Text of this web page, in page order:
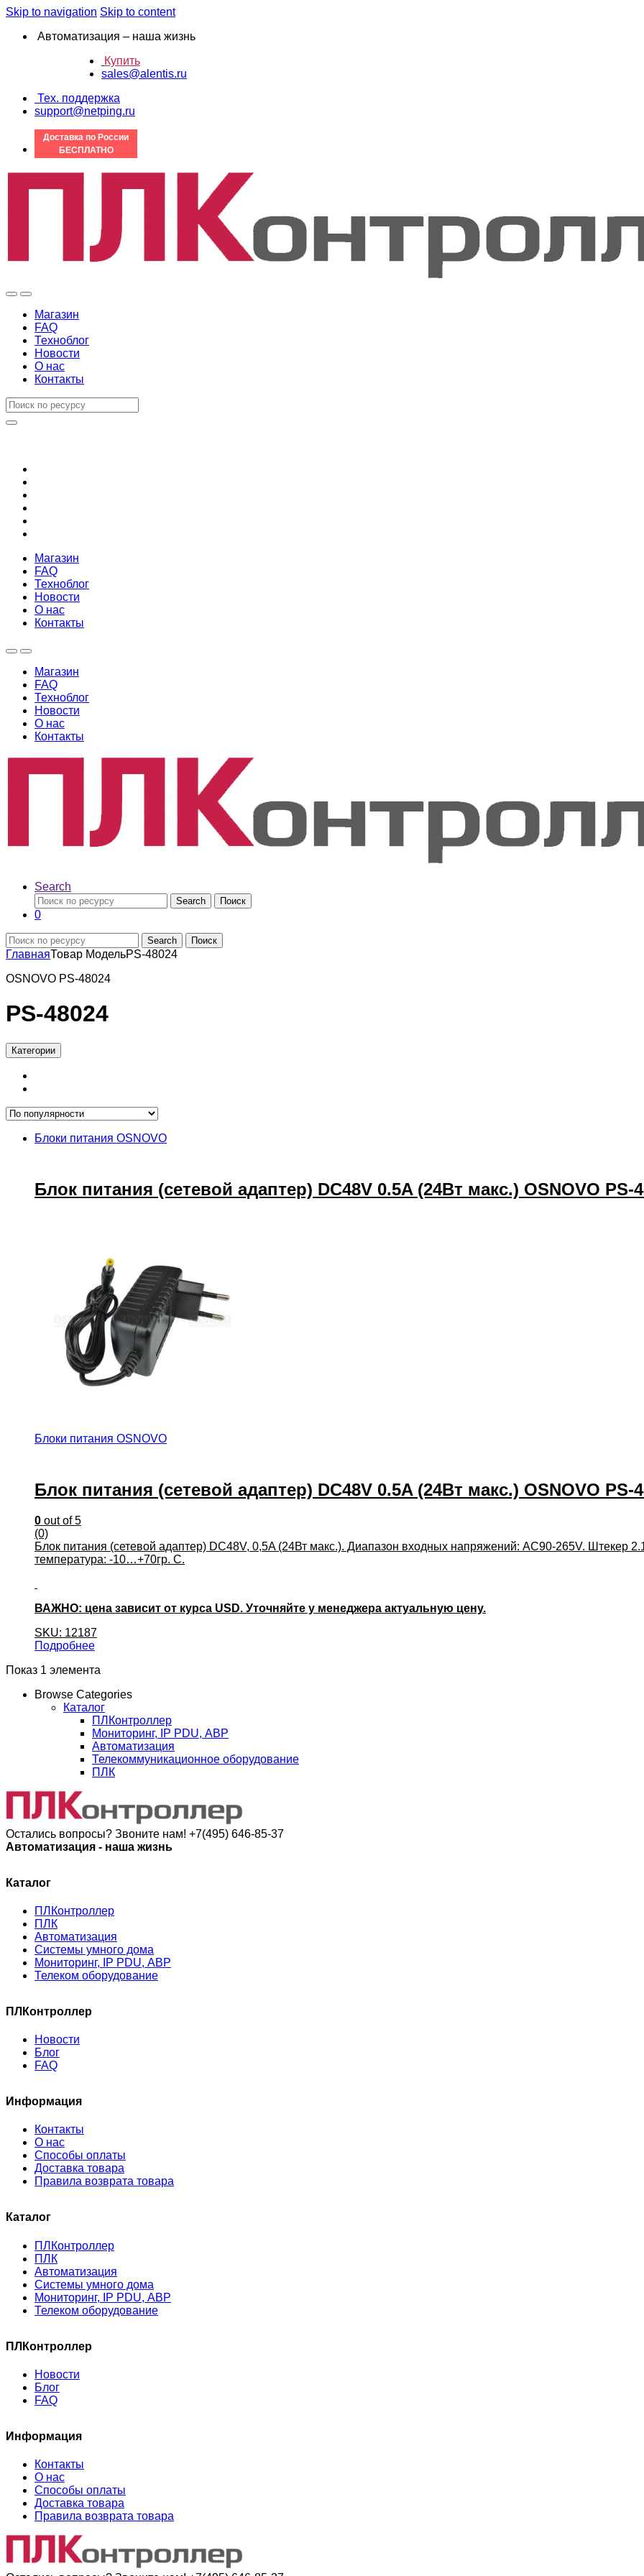
Skip to navigation Skip to content
Автоматизация – наша жизнь
Купить
sales@alentis.ru
Тех. поддержка
support@netping.ru
Доставка по России
БЕСПЛАТНО
Магазин
FAQ
Техноблог
Новости
О нас
Контакты
Магазин
FAQ
Техноблог
Новости
О нас
Контакты
Магазин
FAQ
Техноблог
Новости
О нас
Контакты
Search
Search Поиск
0
Search Поиск
ГлавнаяТовар МодельPS-48024
OSNOVO PS-48024
PS-48024
Категории
Блоки питания OSNOVO
Блок питания (сетевой адаптер) DC48V 0.5A (24Вт макс.) OSNOVO PS-
Блоки питания OSNOVO
Блок питания (сетевой адаптер) DC48V 0.5A (24Вт макс.) OSNOVO PS-
0 out of 5
(0)
Блок питания (сетевой адаптер) DC48V, 0,5A (24Вт макс.). Диапазон входных напряжений: AC90-265V.
температура: -10…+70гр. С.
ВАЖНО: цена зависит от курса USD. Уточняйте у менеджера актуальную цену.
SKU: 12187
Подробнее
Показ 1 элемента
Browse Categories
Каталог
ПЛКонтроллер
Мониторинг, IP PDU, АВР
Автоматизация
Телекоммуникационное оборудование
ПЛК
Остались вопросы? Звоните нам! +7(495) 646-85-37
Автоматизация - наша жизнь
Каталог
ПЛКонтроллер
ПЛК
Автоматизация
Системы умного дома
Мониторинг, IP PDU, АВР
Телеком оборудование
ПЛКонтроллер
Новости
Блог
FAQ
Информация
Контакты
О нас
Способы оплаты
Доставка товара
Правила возврата товара
Каталог
ПЛКонтроллер
ПЛК
Автоматизация
Системы умного дома
Мониторинг, IP PDU, АВР
Телеком оборудование
ПЛКонтроллер
Новости
Блог
FAQ
Информация
Контакты
О нас
Способы оплаты
Доставка товара
Правила возврата товара